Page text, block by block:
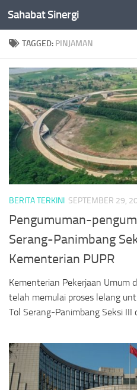
Skip to content
Sahabat Sinergi
TAGGED: PINJAMAN
BERITA TERKINI SEPTEMBER 29,
Pengumuman-
Serang-Panimbang
Kementerian PUPR
Kementerian Pekerjaan Umum
telah memulai proses lelang
Tol Serang-Panimbang Seksi III